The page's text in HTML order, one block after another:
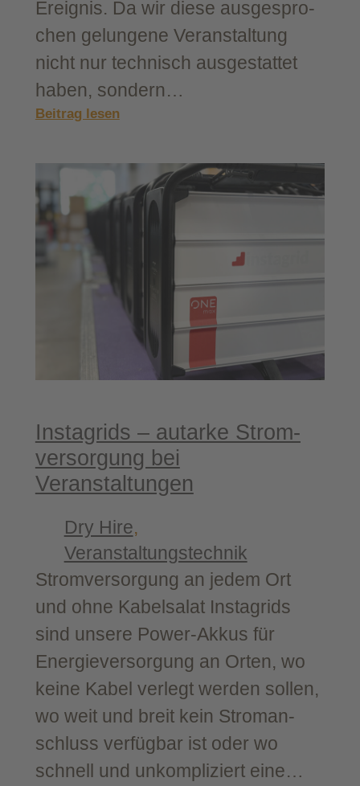
Ereig­nis. Da wir die­se aus­ge­spro­
chen gelun­ge­ne Ver­an­stal­tung
nicht nur tech­nisch aus­ge­stat­tet
haben, son­dern…
Beitrag lesen:
fest 2024
Instagrids – aut­ar­ke Strom­
ver­sor­gung bei
Veranstaltungen
Dry Hire
Veranstaltungstechnik
Strom­ver­sor­gung an jedem Ort
und ohne Kabelsalat Instagrids
sind unse­re Power-​Akkus für
Ener­gie­ver­sor­gung an Orten, wo
kei­ne Kabel ver­legt wer­den sol­len,
wo weit und breit kein Strom­an­
schluss ver­füg­bar ist oder wo
schnell und unkom­pli­ziert eine…